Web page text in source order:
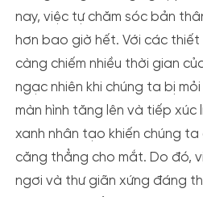
nay, việc tự chăm sóc bản
hơn bao giờ hết. Với các
càng chiếm nhiều thời gian
ngạc nhiên khi chúng ta bị
màn hình tăng lên và tiếp xúc
xanh nhân tạo khiến chúng
căng thẳng cho mắt. Do đó,
ngơi và thư giãn xứng đáng